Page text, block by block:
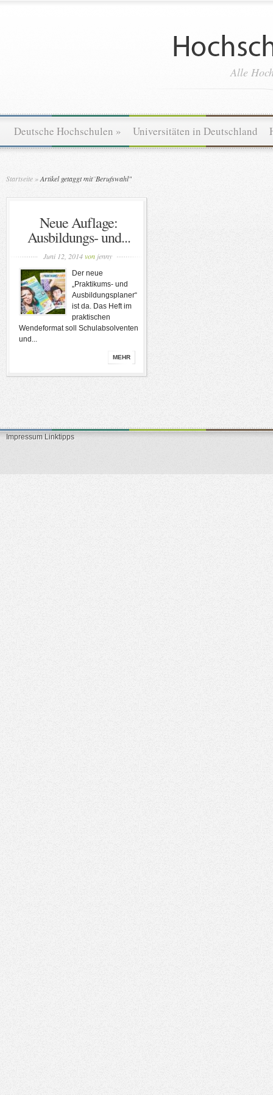
Alle
Deutsche Hochschulen » Universitäten in Deutschland
Startseite »Artikel getaggt mit"Berufswahl"
Neue Auflage:
Ausbildungs- und...
Juni 12, 2014von jenny
Der neue
„Praktikums- und
Ausbildungsplaner“
ist da. Das Heft im
praktischen
Wendeformat soll Schulabsolventen
und...
MEHR
Impressum Linktipps